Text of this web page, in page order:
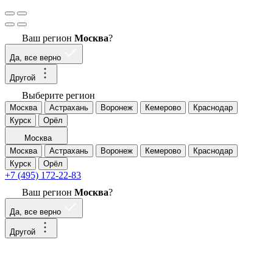
Ваш регион Москва?
Да, все верно
Другой
Выберите регион
Москва Астрахань Воронеж Кемерово
Краснодар
Курск
Орёл
Москва
Москва
Астрахань Воронеж Кемерово
Краснодар
Курск
Орёл
+7 (495) 172-22-83
Ваш регион Москва?
Да, все верно
Другой